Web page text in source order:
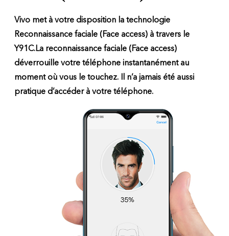
Vivo met à votre disposition la technologie
Reconnaissance faciale (Face access) à travers le
Y91C.La reconnaissance faciale (Face access)
déverrouille votre téléphone instantanément au
moment où vous le touchez. Il n’a jamais été aussi
pratique d’accéder à votre téléphone.